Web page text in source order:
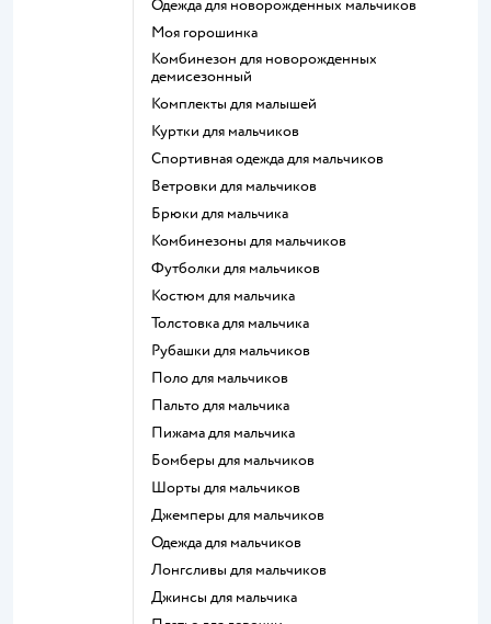
Одежда для новорожденных мальчиков
Моя горошинка
Комбинезон для новорожденных
демисезонный
Комплекты для малышей
Куртки для мальчиков
Спортивная одежда для мальчиков
Ветровки для мальчиков
Брюки для мальчика
Комбинезоны для мальчиков
Футболки для мальчиков
Костюм для мальчика
Толстовка для мальчика
Рубашки для мальчиков
Поло для мальчиков
Пальто для мальчика
Пижама для мальчика
Бомберы для мальчиков
Шорты для мальчиков
Джемперы для мальчиков
Одежда для мальчиков
Лонгсливы для мальчиков
Джинсы для мальчика